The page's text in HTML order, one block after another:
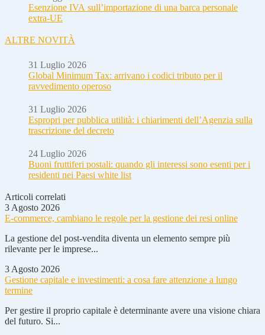
Esenzione IVA sull’importazione di una barca personale
extra-UE
ALTRE NOVITÀ
31 Luglio 2026
Global Minimum Tax: arrivano i codici tributo per il
ravvedimento operoso
31 Luglio 2026
Espropri per pubblica utilità: i chiarimenti dell’Agenzia sulla
trascrizione del decreto
24 Luglio 2026
Buoni fruttiferi postali: quando gli interessi sono esenti per i
residenti nei Paesi white list
Articoli correlati
3 Agosto 2026
E-commerce, cambiano le regole per la gestione dei resi online
La gestione del post-vendita diventa un elemento sempre più
rilevante per le imprese...
3 Agosto 2026
Gestione capitale e investimenti: a cosa fare attenzione a lungo
termine
Per gestire il proprio capitale è determinante avere una visione chiara
del futuro. Si...